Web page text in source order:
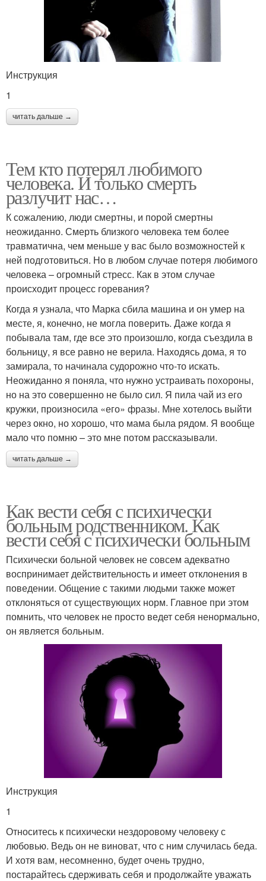
Инструкция
1
читать дальше →
Тем кто потерял любимого
человека. И только смерть
разлучит нас…
К сожалению, люди смертны, и порой смертны
неожиданно. Смерть близкого человека тем более
травматична, чем меньше у вас было возможностей к
ней подготовиться. Но в любом случае потеря любимого
человека – огромный стресс. Как в этом случае
происходит процесс горевания?
Когда я узнала, что Марка сбила машина и он умер на
месте, я, конечно, не могла поверить. Даже когда я
побывала там, где все это произошло, когда съездила в
больницу, я все равно не верила. Находясь дома, я то
замирала, то начинала судорожно что-то искать.
Неожиданно я поняла, что нужно устраивать похороны,
но на это совершенно не было сил. Я пила чай из его
кружки, произносила «его» фразы. Мне хотелось выйти
через окно, но хорошо, что мама была рядом. Я вообще
мало что помню – это мне потом рассказывали.
читать дальше →
Как вести себя с психически
больным родственником. Как
вести себя с психически больным
Психически больной человек не совсем адекватно
воспринимает действительность и имеет отклонения в
поведении. Общение с такими людьми также может
отклоняться от существующих норм. Главное при этом
помнить, что человек не просто ведет себя ненормально,
он является больным.
Инструкция
1
Относитесь к психически нездоровому человеку с
любовью. Ведь он не виноват, что с ним случилась беда.
И хотя вам, несомненно, будет очень трудно,
постарайтесь сдерживать себя и продолжайте уважать